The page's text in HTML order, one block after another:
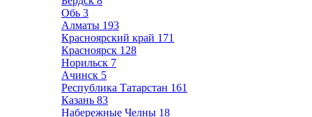
Обь 3
Алматы 193
Красноярский край 171
Красноярск 128
Норильск 7
Ачинск 5
Республика Татарстан 161
Казань 83
Набережные Челны 18